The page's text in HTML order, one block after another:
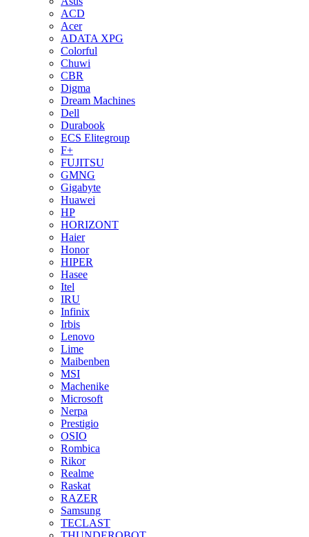
ACD
Acer
ADATA XPG
Colorful
Chuwi
CBR
Digma
Dream Machines
Dell
Durabook
ECS Elitegroup
F+
FUJITSU
GMNG
Gigabyte
Huawei
HP
HORIZONT
Haier
Honor
HIPER
Hasee
Itel
IRU
Infinix
Irbis
Lenovo
Lime
Maibenben
MSI
Machenike
Microsoft
Nerpa
Prestigio
OSIO
Rombica
Rikor
Realme
Raskat
RAZER
Samsung
TECLAST